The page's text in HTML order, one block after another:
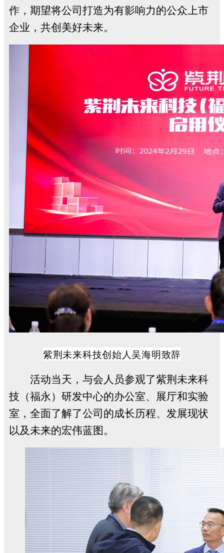
作，期望将公司打造为有影响力的公众上市
企业，共创美好未来。
紫荆未来科技创始人吴海明致辞
活动当天，与会人员参观了紫荆未来科
技（福永）研发中心的办公室、展厅和实验
室，全面了解了公司的成长历程、发展现状
以及未来的宏伟蓝图。